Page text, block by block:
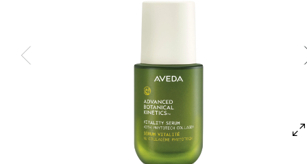
ALLE KOLLEKTIONEN